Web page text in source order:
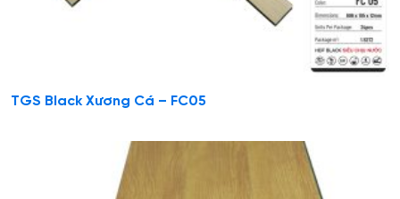
TGS Black Xương Cá – FC05